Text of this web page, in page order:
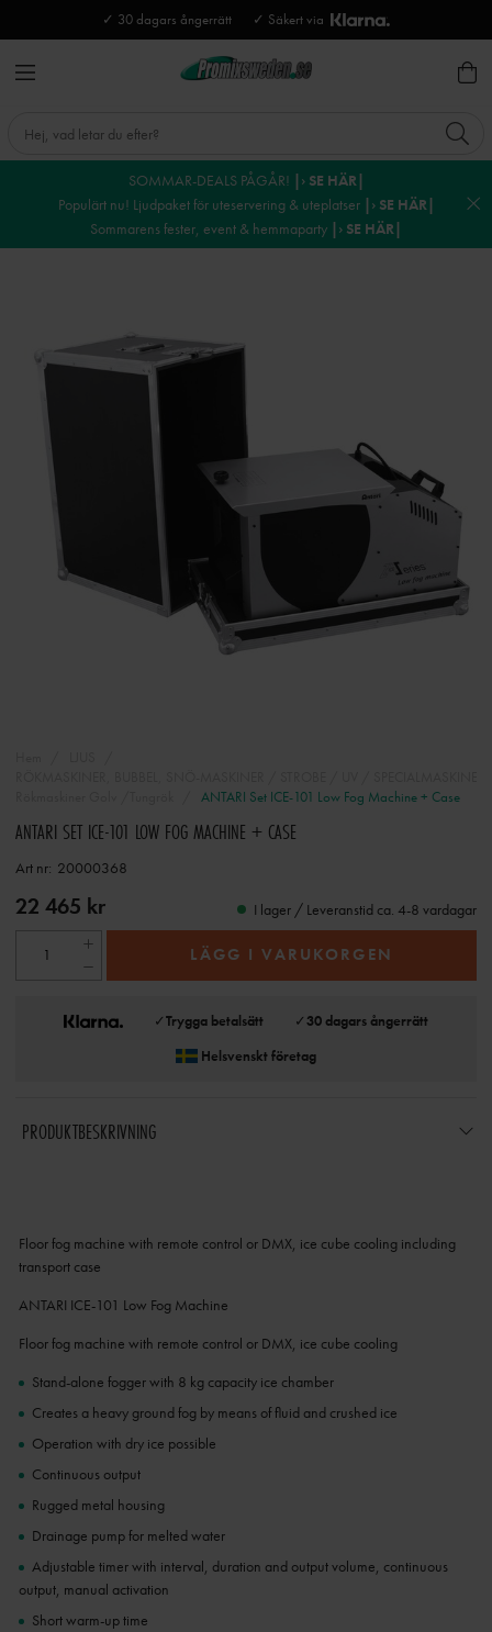
✓ 30 dagars ångerrätt ✓ Säkert via
SOMMAR-DEALS PÅGÅR! |› SE HÄR|
Populärt nu! Ljudpaket för uteservering & uteplatser |› SE HÄR|
Sommarens fester, event & hemmaparty |› SE HÄR|
ANTARI Set ICE-101 Low Fog Machine + Case
ANTARI SET ICE-101 LOW FOG MACHINE + CASE
Art nr: 20000368
22 465 kr I lager / Leveranstid ca. 4-8 vardagar
LÄGG I VARUKORGEN
✓Trygga betalsätt ✓30 dagars ångerrätt
Helsvenskt företag
PRODUKTBESKRIVNING
Floor fog machine with remote control or DMX, ice cube cooling including
transport case
ANTARI ICE-101 Low Fog Machine
Floor fog machine with remote control or DMX, ice cube cooling
Stand-alone fogger with 8 kg capacity ice chamber
Creates a heavy ground fog by means of fluid and crushed ice
Operation with dry ice possible
Continuous output
Rugged metal housing
Drainage pump for melted water
Adjustable timer with interval, duration and output volume, continuous
output, manual activation
Short warm-up time